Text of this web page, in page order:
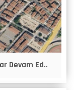
Devam Ed..